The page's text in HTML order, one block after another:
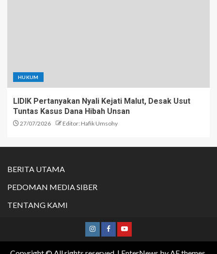
HUKUM
LIDIK Pertanyakan Nyali Kejati Malut, Desak Usut
Tuntas Kasus Dana Hibah Unsan
27/07/2026 Editor: Hafik Umsohy
BERITA UTAMA
PEDOMAN MEDIA SIBER
TENTANG KAMI